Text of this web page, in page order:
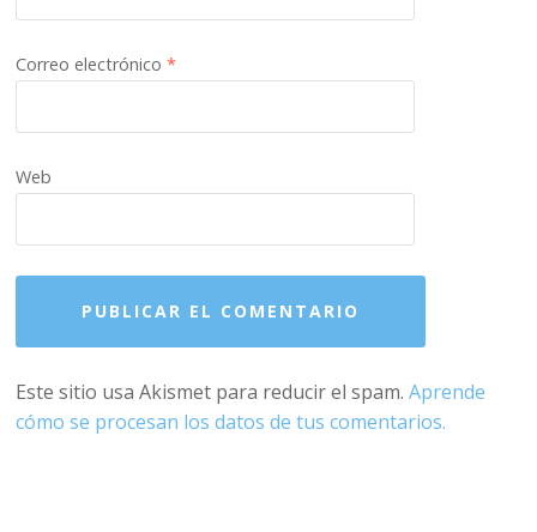
Correo electrónico*
Web
Este sitio usa Akismet para reducir el spam.Aprende
cómo se procesan los datos de tus comentarios.